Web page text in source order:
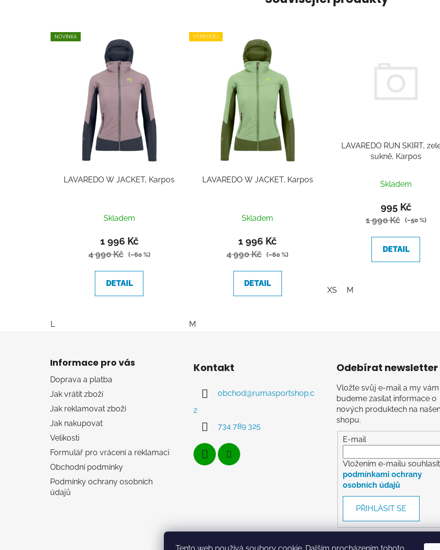
NOVINKA
LAVAREDO W JACKET, Karpos
Skladem
1 996 Kč
4 990 Kč (–60 %)
DETAIL
L
VÝPRODEJ
LAVAREDO W JACKET, Karpos
Skladem
1 996 Kč
4 990 Kč (–60 %)
DETAIL
M
LAVAREDO RUN SKIRT,
sukně, Karpos
Skladem
995 Kč
1 990 Kč (–50 %)
DETAIL
XS M
Informace pro vás
Doprava a platba
Jak vrátit zboží
Jak reklamovat zboží
Jak nakupovat
Velikosti
Formulář pro vrácení a reklamaci
Obchodní podmínky
Podmínky ochrany osobních
údajů
Kontakt
obchod@rumasportshop.c
z
734 789 325
Odebírat newsletter
Vložte svůj e-mail a my vám
budeme zasílat informace o
nových produktech na
shopu.
E-mail
Vložením e-mailu
podmínkami ochrany
osobních údajů
PŘIHLÁSIT SE